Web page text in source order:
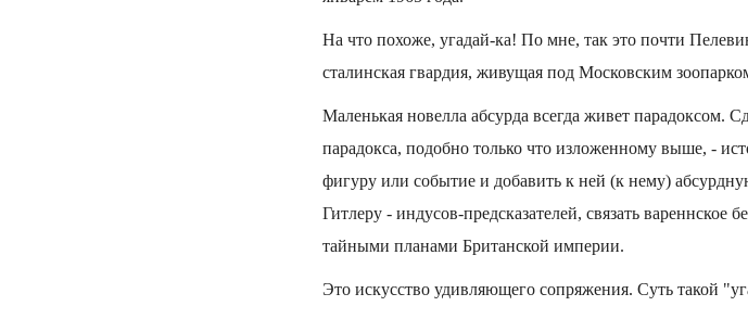
На что похоже, угадай-ка! По мне, так это почти
сталинская гвардия, живущая под Московским
Маленькая новелла абсурда всегда живет парадоксом.
парадокса, подобно только что изложенному выше, -
фигуру или событие и добавить к ней (к нему)
Гитлеру - индусов-предсказателей, связать вареннское
тайными планами Британской империи.
Это искусство удивляющего сопряжения. Суть такой